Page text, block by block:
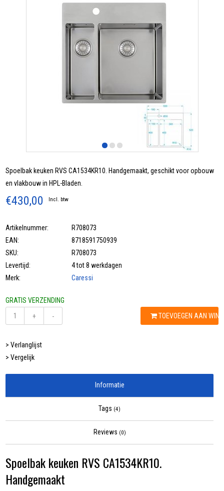
Spoelbak keuken RVS CA1534KR10. Handgemaakt, geschikt voor opbouw
en vlakbouw in HPL-Bladen.
€430,00 Incl. btw
Artikelnummer:
R708073
EAN:
8718591750939
SKU:
R708073
Levertijd:
4 tot 8 werkdagen
Merk:
Caressi
GRATIS VERZENDING
+
- TOEVOEGEN AAN
> Verlanglijst
> Vergelijk
Informatie
Tags (4)
Reviews (0)
Spoelbak keuken RVS CA1534KR10.
Handgemaakt